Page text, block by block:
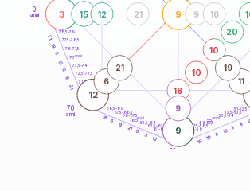
0
anni
60
70
anni
51-52,5
52,5-53,5
53,5-54
56-57,5
57,5-58,5
58,5-59
61-62,5
62,5-63,5
63,5-64
66-67,5
67,5-68,5
68,5-69
71-72,5
72,5-73,5
73,5-74
76-77,5
77,5-78,5
78,5-79
11
3
19
11
10
19
12
3
6
21
9
6
18
21
9
6
15
6
18
21
3
9
9
12 18
10
10
20
15
9
12 9 18
21
6
21
11
19
55anni
65anni
75anni